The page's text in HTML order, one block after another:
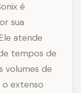
é
sua
atende
tempos de
volumes de
extenso